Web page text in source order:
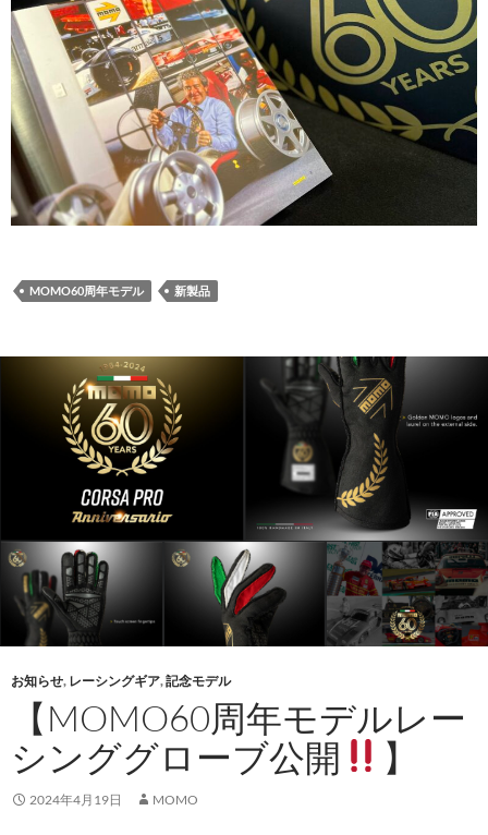
MOMO60周年モデル 新製品
お知らせ, レーシングギア,記念モデル
【MOMO60周年モデルレー
シンググローブ公開
】
2024年4月19日 MOMO